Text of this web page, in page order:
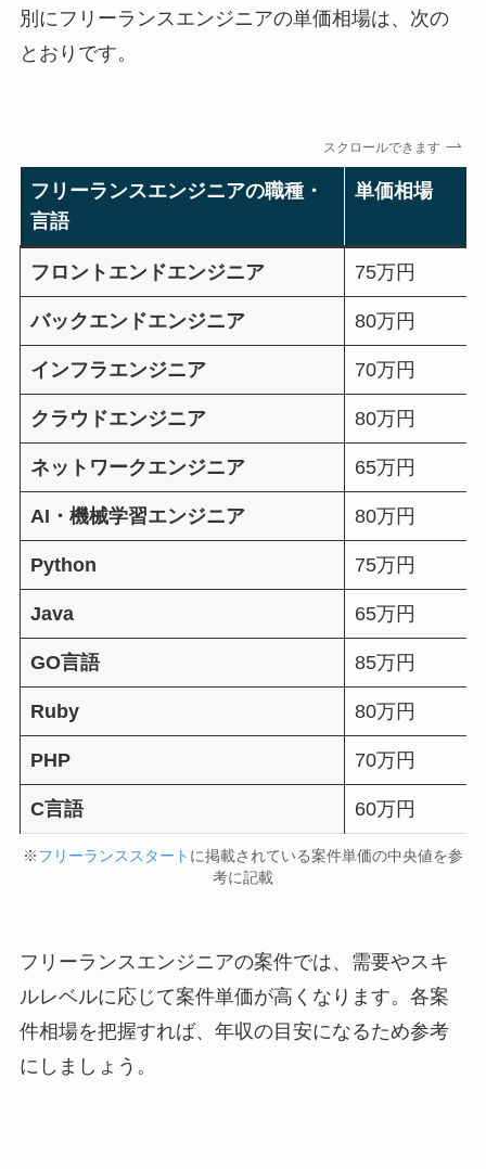
別にフリーランスエンジニアの単価相場は、次の
とおりです。
スクロールできます
フリーランスエンジニアの職種・
言語
単価相場
フロントエンドエンジニア 75万円
バックエンドエンジニア 80万円
インフラエンジニア 70万円
クラウドエンジニア 80万円
ネットワークエンジニア 65万円
AI・機械学習エンジニア 80万円
Python 75万円
Java 65万円
GO言語 85万円
Ruby 80万円
PHP 70万円
C言語 60万円
※フリーランススタート に掲載されている案件単価の中央値を参
考に記載
フリーランスエンジニアの案件では、需要やスキ
ルレベルに応じて案件単価が高くなります。各案
件相場を把握すれば、年収の目安になるため参考
にしましょう。